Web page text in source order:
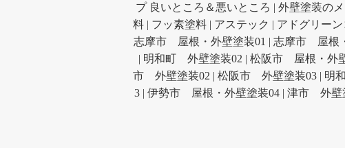
プ 良いところ＆悪いところ | 外壁塗装の
料| フッ素塗料| アステック | アドグリーン
志摩市 屋根・外壁塗装01 | 志摩市 屋根
| 明和町 外壁塗装02 | 松阪市 屋根・外
市 外壁塗装02 | 松阪市 外壁塗装03| 明
3 | 伊勢市 屋根・外壁塗装04 | 津市 外壁